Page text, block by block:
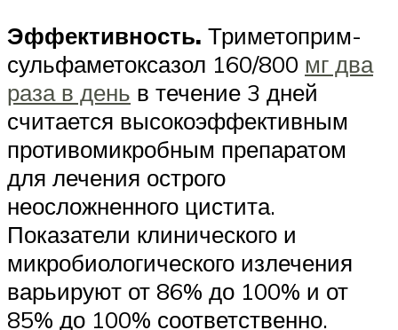
Эффективность. Триметоприм-
сульфаметоксазол 160/800 мг два
раза в день в течение 3 дней
считается высокоэффективным
противомикробным препаратом
для лечения острого
неосложненного цистита.
Показатели клинического и
микробиологического излечения
варьируют от 86% до 100% и от
85% до 100% соответственно.